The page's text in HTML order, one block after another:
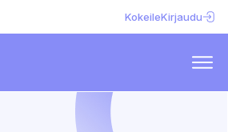
KokeileKirjaudu